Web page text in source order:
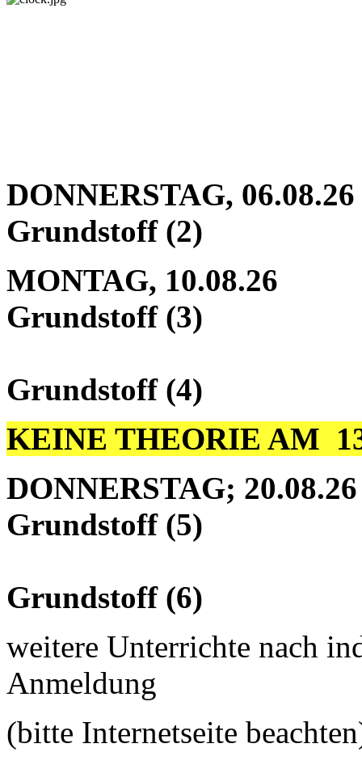
DONNERSTAG,
Grundstoff (2)
MONTAG,
Grundstoff (3)
Grundstoff (4)
KEINE THEORIE AM
DONNERSTAG;
Grundstoff (5)
Grundstoff (6)
weitere Unterrichte nach
Anmeldung
(bitte Internetseite